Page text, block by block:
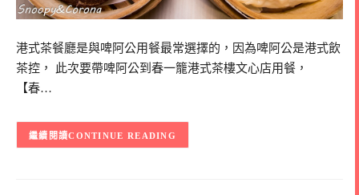
港式茶餐廳是與啤阿公用餐最常選擇的，因為啤阿公是港式飲
茶控， 此次要帶啤阿公到春一籠港式茶樓文心店用餐，
【春…
CONTINUE READING